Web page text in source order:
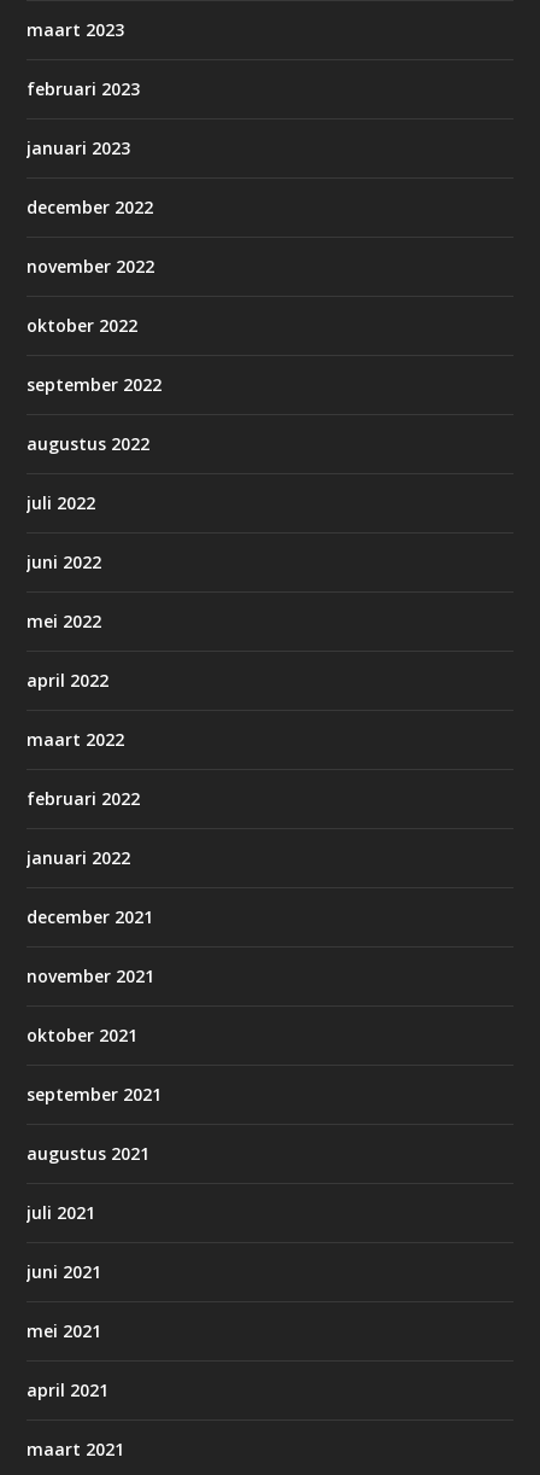
maart 2023
februari 2023
januari 2023
december 2022
november 2022
oktober 2022
september 2022
augustus 2022
juli 2022
juni 2022
mei 2022
april 2022
maart 2022
februari 2022
januari 2022
december 2021
november 2021
oktober 2021
september 2021
augustus 2021
juli 2021
juni 2021
mei 2021
april 2021
maart 2021